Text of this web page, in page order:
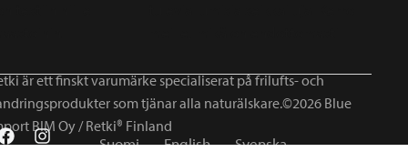
är ett finskt varumärke specialiserat på frilufts- och
som tjänar alla naturälskare.©2026 Blue
BIM Oy / Retki® Finland
Suomi English Svenska